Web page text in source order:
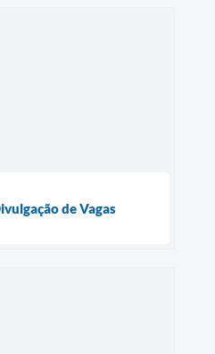
de Vagas